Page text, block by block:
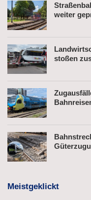
weiter
stoßen
Meistgeklickt